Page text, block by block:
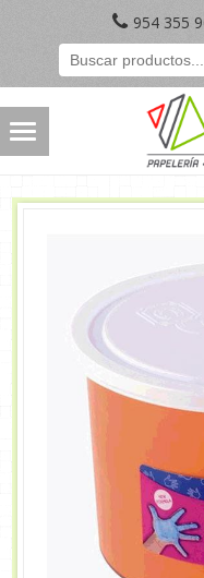
954 355